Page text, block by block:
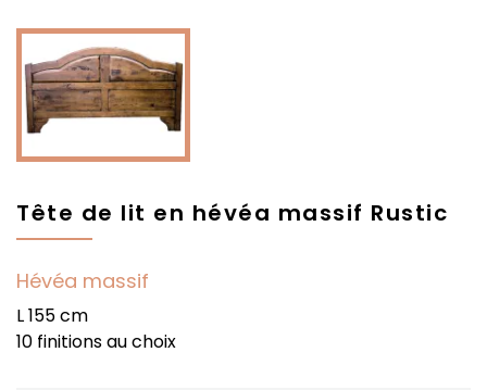
Tête de lit en hévéa massif Rustic
Hévéa massif
L 155 cm
10 finitions au choix